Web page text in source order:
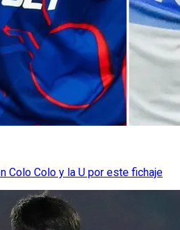
Colo Colo y la U por este fichaje